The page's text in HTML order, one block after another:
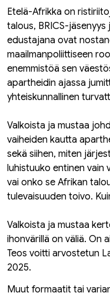
Etelä-Afrikka on
talous, BRICS-
edustajana ovat
maailmanpoliittiseen
enemmistöä sen
apartheidin ajassa
yhteiskunnallinen
Valkoista ja mustaa
vaiheiden kautta
sekä siihen, miten
luhistuuko entinen vain
vai onko se Afrikan
tulevaisuuden toivo.
Valkoista ja mustaa
ihonvärillä on väliä. On
Teos voitti arvostetun
2025.
Muut formaatit tai